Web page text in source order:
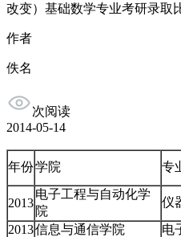
改变）基础数学专业考研录取
作者
佚名
次阅读
2014-05-14
年份学院 专
2013
电子工程与自动化学
院
仪
2013信息与通信学院 电